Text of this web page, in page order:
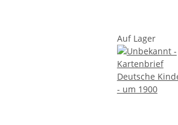
Auf Lager